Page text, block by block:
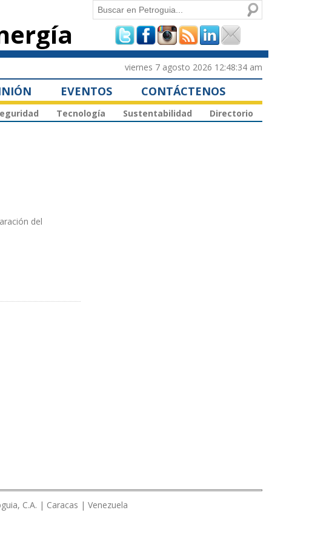
Formulario de
búsqueda
Buscar
viernes 7 agosto 2026 12:48:34 am
EVENTOS CONTÁCTENOS
Tecnología Sustentabilidad Directorio
del
C.A. | Caracas | Venezuela